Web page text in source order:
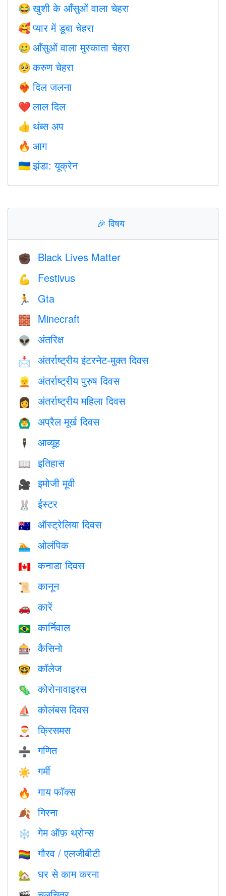
😂 खुशी के आँसुओं वाला चेहरा
🥰 प्यार में डूबा चेहरा
🥲 आँसुओं वाला मुस्काता चेहरा
🥺 करुण चेहरा
❤️‍🔥 दिल जलना
❤️ लाल दिल
👍 थंब्स अप
🔥 आग
🇺🇦 झंडा: यूक्रेन
🎉विषय
✊🏿 Black Lives Matter
💪 Festivus
🏃 Gta
🧱 Minecraft
👽 अंतरिक्ष
📩 अंतर्राष्ट्रीय इंटरनेट-मुक्त दिवस
👱 अंतर्राष्ट्रीय पुरुष दिवस
👩 अंतर्राष्ट्रीय महिला दिवस
🙆‍♂️ अप्रैल मूर्ख दिवस
🕴️ आव्यूह
📖 इतिहास
🎥 इमोजी मूवी
🐰 ईस्टर
🇦🇺 ऑस्ट्रेलिया दिवस
🏊 ओलंपिक
🇨🇦 कनाडा दिवस
📜 कानून
🚗 कारें
🇧🇷 कार्निवाल
🎰 कैसिनो
🤓 कॉलेज
🦠 कोरोनावाइरस
⛵️ कोलंबस दिवस
🎅 क्रिसमस
➗ गणित
☀️ गर्मी
🔥 गाय फॉक्स
🍂 गिरना
❄️ गेम ऑफ़ थ्रोन्स
🏳️‍🌈 गौरव / एलजीबीटी
🏡 घर से काम करना